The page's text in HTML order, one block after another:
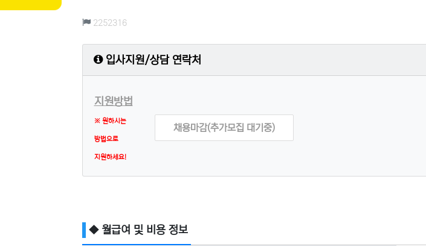
컨텐츠 정보
2252316조회
입사지원/상담 연락처
지원방법
※ 원하시는
방법으로
지원하세요!
채용마감(추가모집 대기중)
◆ 월급여 및 비용 정보